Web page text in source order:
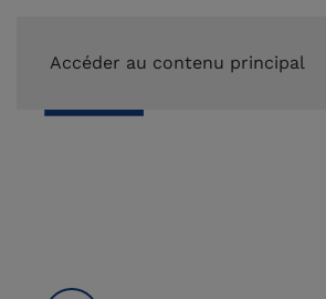
Accéder au contenu principal